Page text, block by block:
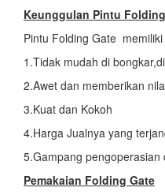
Keunggulan Pintu
Pintu Folding Gate
1.Tidak mudah di
2.Awet dan memberikan
3.Kuat dan Kokoh
4.Harga Jualnya yang
5.Gampang pengoperasian
Pemakaian Folding Gate